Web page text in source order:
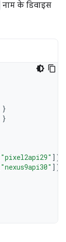
नाम के डिवाइस
}
}
"pixel2api29" ] )
"nexus9api30" ] )